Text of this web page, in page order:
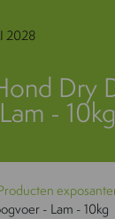
2028
Dry
Lam - 10kg
- Lam - 10kg